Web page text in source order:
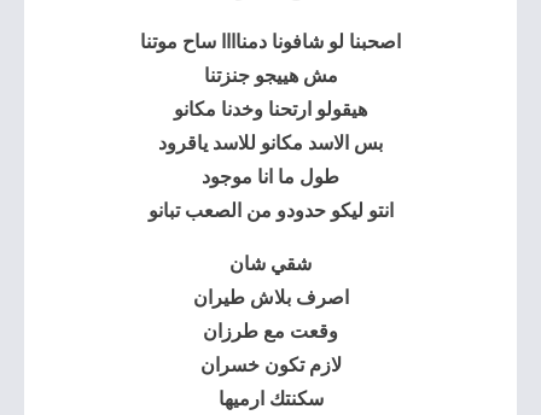
اصحبنا لو شافونا دمناااا ساح موتنا
مش هييجو جنزتنا
هيقولو ارتحنا وخدنا مكانو
بس الاسد مكانو للاسد ياقرود
طول ما انا موجود
انتو ليكو حدودو من الصعب تبانو
شقي شان
اصرف بلاش طيران
وقعت مع طرزان
لازم تكون خسران
سكنتك ارميها